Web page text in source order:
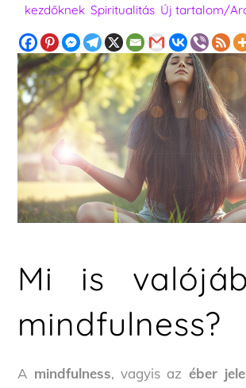
kezdőknek ,Spiritualitás Új tartalom/
Mi is
mindfulness?
A mindfulness, vagyis az éber